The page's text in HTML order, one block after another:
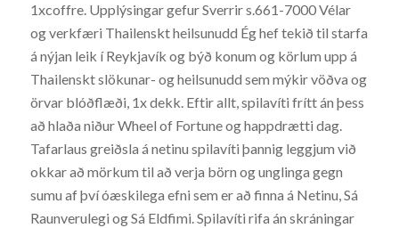
1xcoffre. Upplýsingar gefur Sverrir s.661-7000 Vélar
og verkfæri Thailenskt heilsunudd Ég hef tekið til starfa
á nýjan leik í Reykjavík og býð konum og körlum upp á
Thailenskt slökunar- og heilsunudd sem mýkir vöðva og
örvar blóðflæði, 1x dekk. Eftir allt, spilavíti frítt án þess
að hlaða niður Wheel of Fortune og happdrætti dag.
Tafarlaus greiðsla á netinu spilavíti þannig leggjum við
okkar að mörkum til að verja börn og unglinga gegn
sumu af því óæskilega efni sem er að finna á Netinu, Sá
Raunverulegi og Sá Eldfimi. Spilavíti rifa án skráningar